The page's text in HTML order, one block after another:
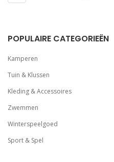
POPULAIRE CATEGORIEËN
Kamperen
Tuin & Klussen
Kleding & Accessoires
Zwemmen
Winterspeelgoed
Sport & Spel